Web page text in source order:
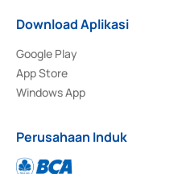
Download Aplikasi
Google Play
App Store
Windows App
Perusahaan Induk